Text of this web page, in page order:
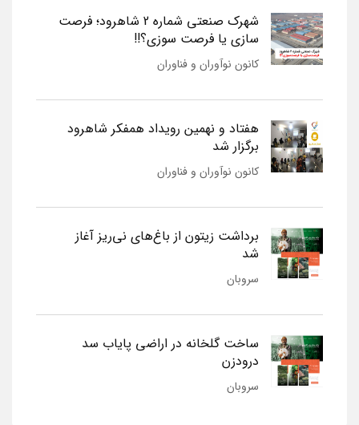
شهرک صنعتی شماره 2 شاهرود؛ فرصت
سازی یا فرصت سوزی؟!!
کانون نوآوران و فناوران
هفتاد و نهمین رویداد همفکر شاهرود
برگزار شد
کانون نوآوران و فناوران
برداشت زیتون از باغ‌های نی‌ریز آغاز
شد
سروبان
ساخت گلخانه در اراضی پایاب سد
درودزن
سروبان